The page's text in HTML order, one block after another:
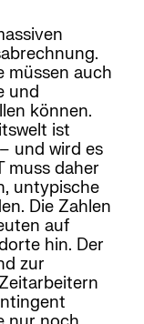
müssen auch
und
können.
ist
und wird es
muss daher
untypische
Die Zahlen
auf
hin. Der
zur